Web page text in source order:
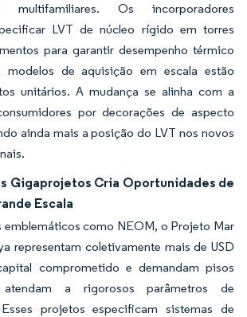
multifamiliares. Os incorporadores
LVT de núcleo rígido em torres
para garantir desempenho térmico
modelos de aquisição em escala estão
unitários. A mudança se alinha com a
por decorações de aspecto
ainda mais a posição do LVT nos novos
Gigaprojetos Cria Oportunidades de
Escala
emblemáticos como NEOM, o Projeto Mar
representam coletivamente mais de USD
comprometido e demandam pisos
a rigorosos parâmetros de
projetos especificam sistemas de